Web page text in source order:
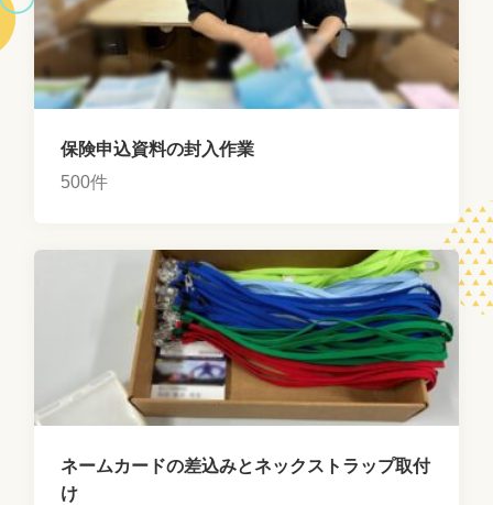
保険申込資料の封入作業
500件
ネームカードの差込みとネックストラップ取付
け